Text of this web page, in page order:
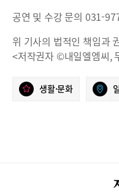
공연 및 수강 문의 031-
위 기사의 법적인 책임과
<저작권자 ©내일엘엠씨,
생활·문화